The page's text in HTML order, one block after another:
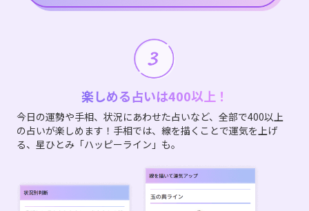
楽しめる占いは400以上！
今日の運勢や手相、状況にあわせた占いなど、全部で400以上
の占いが楽しめます！手相では、線を描くことで運気を上げ
る、星ひとみ「ハッピーライン」も。